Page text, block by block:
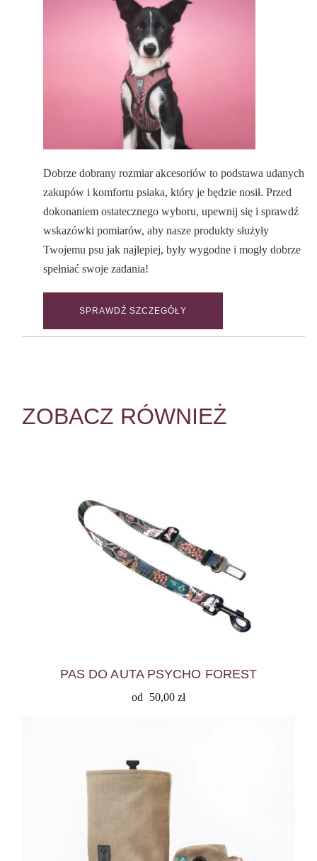
Dobrze dobrany rozmiar akcesoriów to podstawa udanych
zakupów i komfortu psiaka, który je będzie nosił. Przed
dokonaniem ostatecznego wyboru, upewnij się i sprawdź
wskazówki pomiarów, aby nasze produkty służyły
Twojemu psu jak najlepiej, były wygodne i mogły dobrze
spełniać swoje zadania!
SPRAWDŹ SZCZEGÓŁY
ZOBACZ RÓWNIEŻ
PAS DO AUTA PSYCHO FOREST
od 50,00 zł